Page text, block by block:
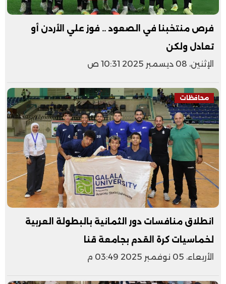
فرص منتخبنا في الصعود .. فوز علي الأردن أو
تعادل ولكن
الإثنين، 08 ديسمبر 2025 10:31 ص
محافظات
انطلاق منافسات دور الثمانية بالبطولة العربية
لخماسيات كرة القدم بجامعة قنا
الأربعاء، 05 نوفمبر 2025 03:49 م